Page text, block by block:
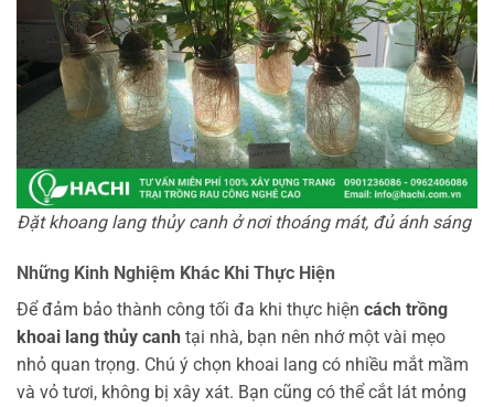
Đặt khoang lang thủy canh ở nơi thoáng mát, đủ ánh sáng
Những Kinh Nghiệm Khác Khi Thực Hiện
Để đảm bảo thành công tối đa khi thực hiện cách trồng
khoai lang thủy canh tại nhà, bạn nên nhớ một vài mẹo
nhỏ quan trọng. Chú ý chọn khoai lang có nhiều mắt mầm
và vỏ tươi, không bị xây xát. Bạn cũng có thể cắt lát mỏng